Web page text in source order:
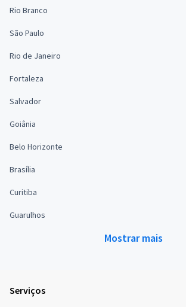
Rio Branco
São Paulo
Rio de Janeiro
Fortaleza
Salvador
Goiânia
Belo Horizonte
Brasília
Curitiba
Guarulhos
Mostrar mais
Serviços